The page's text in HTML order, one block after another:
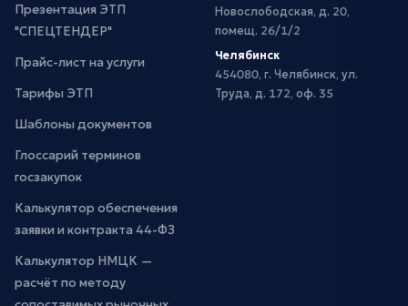
Презентация ЭТП
"СПЕЦТЕНДЕР"
Прайс-лист на услуги
Тарифы ЭТП
Шаблоны документов
Глоссарий терминов
госзакупок
Калькулятор обеспечения
заявки и контракта 44-ФЗ
Калькулятор НМЦК —
расчёт по методу
Новослободская, д. 20,
помещ. 26/1/2
Челябинск
454080, г. Челябинск, ул.
Труда, д. 172, оф. 35